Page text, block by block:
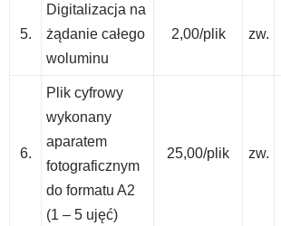
5.
Digitalizacja na
żądanie całego
woluminu
2,00/plik zw.
6.
Plik cyfrowy
wykonany
aparatem
fotograficznym
do formatu A2
(1 – 5 ujęć)
25,00/plik zw.